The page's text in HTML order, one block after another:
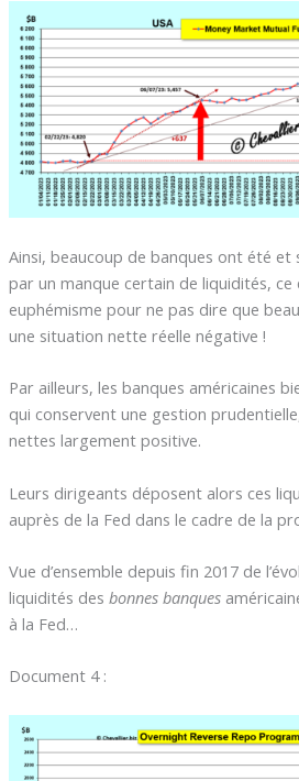
Ainsi, beaucoup de banques ont été et
par un manque certain de liquidités, ce
euphémisme pour ne pas dire que
une situation nette réelle négative !
Par ailleurs, les banques américaines
qui conservent une gestion
nettes largement positive.
Leurs dirigeants déposent alors ces
auprès de la Fed dans le cadre de la
Vue d’ensemble depuis fin 2017 de
liquidités des bonnes banques
à la Fed…
Document 4 :